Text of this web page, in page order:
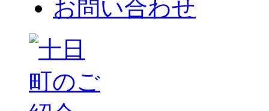
お問い合わせ